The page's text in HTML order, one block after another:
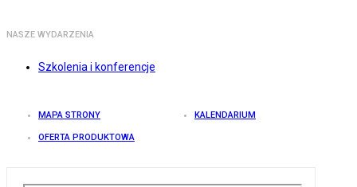
NASZE WYDARZENIA
Szkolenia i konferencje
MAPA STRONY KALENDARIUM
OFERTA PRODUKTOWA